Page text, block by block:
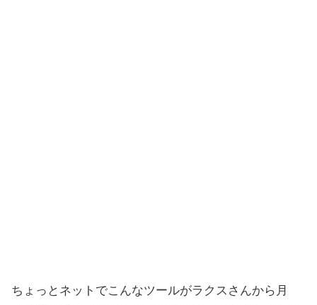
ちょっとネットでこんなツールがラクスさんから月